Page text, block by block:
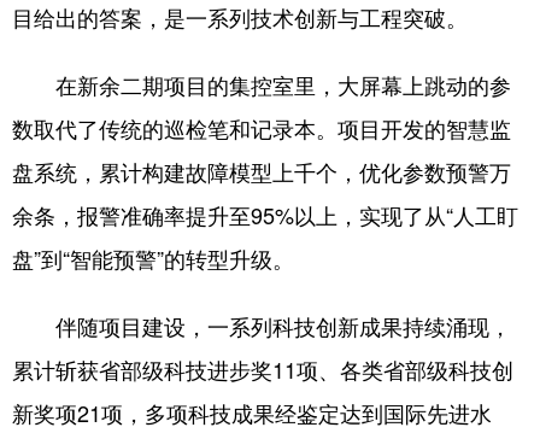
辽宁 吉林 上海 江苏
山东 河南 湖北 湖南
广东 广西 海南 重庆
四川 贵州 云南 西藏
陕西 甘肃
新疆 内蒙古 黑龙江
多语种频道
目给出的答案，是一系列技术创新与工程突破。
在新余二期项目的集控室里，大屏幕上跳动的参
数取代了传统的巡检笔和记录本。项目开发的智慧监
盘系统，累计构建故障模型上千个，优化参数预警万
余条，报警准确率提升至95%以上，实现了从“人工盯
盘”到“智能预警”的转型升级。
伴随项目建设，一系列科技创新成果持续涌现，
累计斩获省部级科技进步奖11项、各类省部级科技创
新奖项21项，多项科技成果经鉴定达到国际先进水